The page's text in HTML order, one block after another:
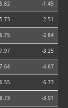
5.82 -1.45
5.73 -2.51
6.75 -2.84
7.97 -3.25
7.64 -4.67
6.55 -6.73
8.73 -3.91